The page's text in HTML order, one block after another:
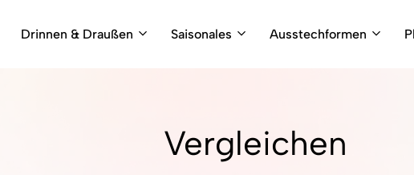
Drinnen & Draußen Saisonales Ausstechformen
Vergleichen